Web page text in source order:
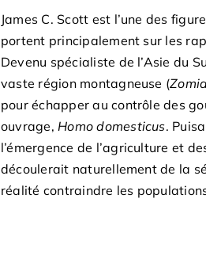
James C. Scott est l’une des
portent principalement sur les
Devenu spécialiste de l’Asie du
vaste région montagneuse (
pour échapper au contrôle des
ouvrage,Homo domesticus.
l’émergence de l’agriculture et
découlerait naturellement de la
réalité contraindre les